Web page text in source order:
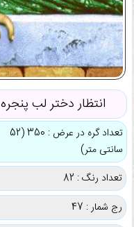
انتظار دختر لب پنجره
تعداد گره در عرض : 350 (52
سانتی متر)
تعداد رنگ : 82
رج شمار : 47